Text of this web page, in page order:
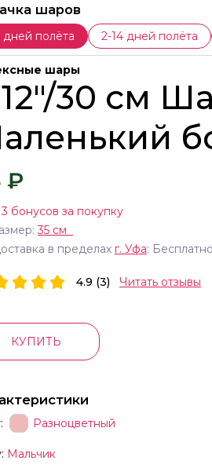
шаров
дней полёта 2-14 дней полёта
шары
30 см
₽
3 бонусов за покупку
35 см
в пределах г. Уфа: Бесплатно
4.9 (3) Читать отзывы
КУПИТЬ
Разноцветный
Мальчик